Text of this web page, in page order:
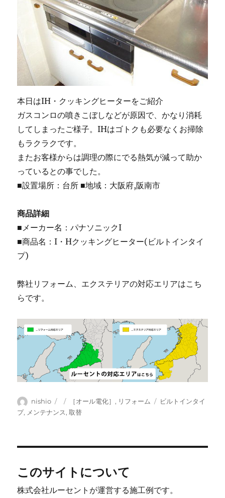
本日はIH・クッキングヒーターをご紹介
ガスコンロの噴きこぼしなどが原因で、かなり消耗
してしまったご様子。IHはゴトクも必要なくお掃除
もラクラクです。
またお客様からは調理の際にでる熱気が減って助か
っているとの事でした。
■設置場所：台所 ■地域：大阪府,阪南市
商品詳細
■メーカー名：パナソニックI
■商品名：I・Hクッキングヒーター(ビルトインタイ
プ)
弊社リフォーム、エクステリアの対応エリアはこち
らです。
投
稿
nishio
投
稿
カ
テ
［オール電化］, リフォーム
タ
ビルトインタイ
プ, メンテナンス,取替
このサイトについて
株式会社ルーセントが運営する施工例です。